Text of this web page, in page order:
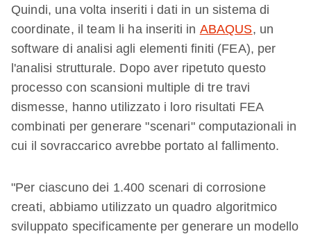
Quindi, una volta inseriti i dati in un sistema di
coordinate, il team li ha inseriti in ABAQUS, un
software di analisi agli elementi finiti (FEA), per
l'analisi strutturale. Dopo aver ripetuto questo
processo con scansioni multiple di tre travi
dismesse, hanno utilizzato i loro risultati FEA
combinati per generare "scenari" computazionali in
cui il sovraccarico avrebbe portato al fallimento.
"Per ciascuno dei 1.400 scenari di corrosione
creati, abbiamo utilizzato un quadro algoritmico
sviluppato specificamente per generare un modello